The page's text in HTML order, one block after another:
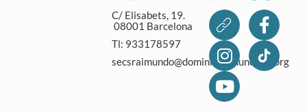
C/ Elisabets, 19.
08001 Barcelona
Tl: 933178597
secsraimundo@dominicasanunciata.org